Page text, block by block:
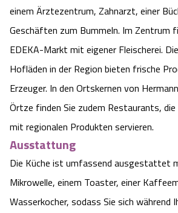
Veranstaltungen
Unterkünfte
einem Ärztezentrum, Zahnarzt, einer
Geschäften zum Bummeln. Im Zentrum
EDEKA-Markt mit eigener Fleischerei.
Hofläden in der Region bieten frische
Erzeuger. In den Ortskernen von
Örtze finden Sie zudem Restaurants,
mit regionalen Produkten servieren.
Ausstattung
Die Küche ist umfassend ausgestattet
Mikrowelle, einem Toaster, einer
Wasserkocher, sodass Sie sich während